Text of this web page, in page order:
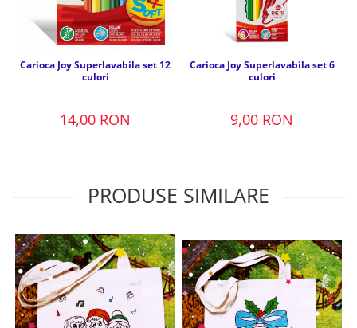
Carioca Joy Superlavabila set 12
culori
14,00 RON
Carioca Joy Superlavabila set 6
culori
9,00 RON
PRODUSE SIMILARE